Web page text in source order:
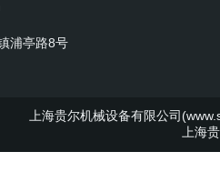
浦亭路8号
上海贵尔机械设备有限公司
上海